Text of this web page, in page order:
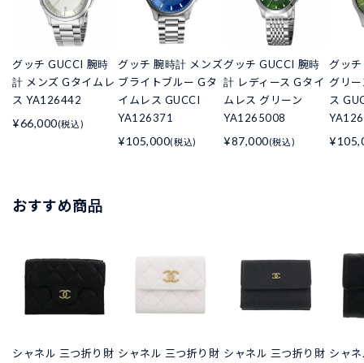
グッチ GUCCI 腕時
計 メンズ Gタイムレ
ス YA126442
¥66,000(税込)
グッチ 腕時計 メンズ
ブライトブルー Gタ
イムレス GUCCI
YA126371
¥105,000(税込)
グッチ GUCCI 腕時
計 レディース Gタイ
ムレス グリーン
YA1265008
¥87,000(税込)
グッ
グリ
ス
おすすめ商品
シャネル 三つ折り財 シャネル 三つ折り財 シャネル 三つ折り財 シャ